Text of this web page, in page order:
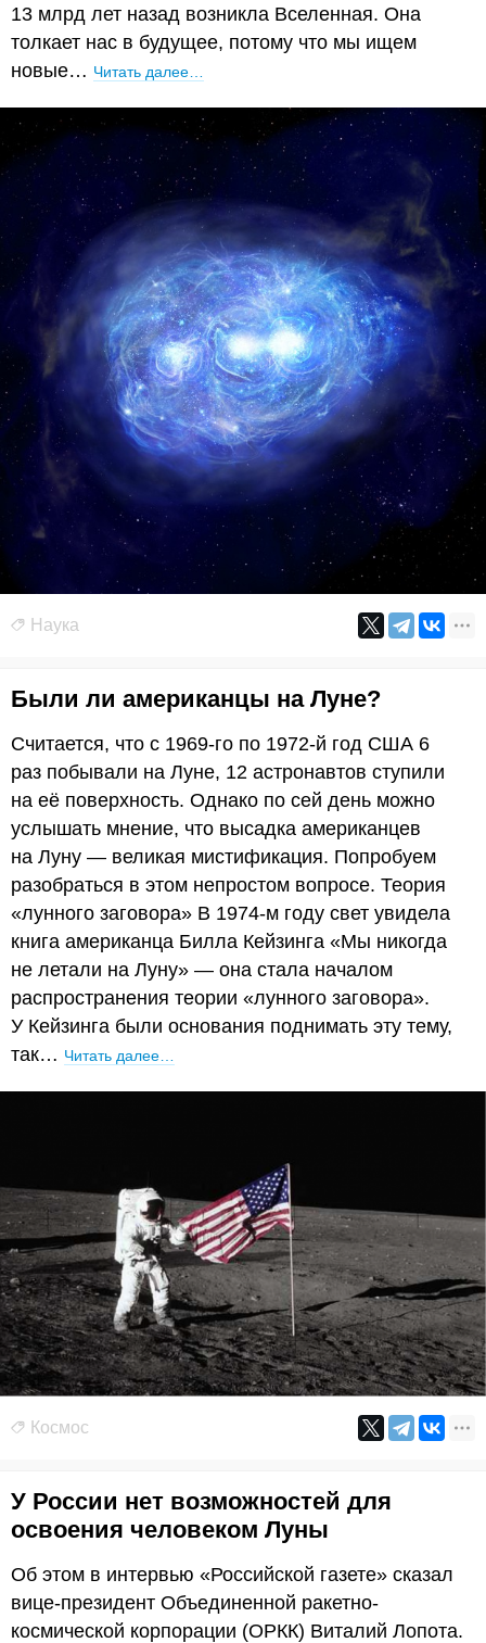
13 млрд лет назад возникла Вселенная. Она
толкает нас в будущее, потому что мы ищем
новые… Читать далее…
Наука
Были ли американцы на Луне?
Считается, что с 1969-го по 1972-й год США 6
раз побывали на Луне, 12 астронавтов ступили
на её поверхность. Однако по сей день можно
услышать мнение, что высадка американцев
на Луну — великая мистификация. Попробуем
разобраться в этом непростом вопросе. Теория
«лунного заговора» В 1974-м году свет увидела
книга американца Билла Кейзинга «Мы никогда
не летали на Луну» — она стала началом
распространения теории «лунного заговора».
У Кейзинга были основания поднимать эту тему,
так… Читать далее…
Космос
У России нет возможностей для
освоения человеком Луны
Об этом в интервью «Российской газете» сказал
вице-президент Объединенной ракетно-
космической корпорации (ОРКК) Виталий Лопота.